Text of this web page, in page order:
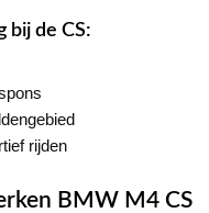
bij de CS:
rijden
BMW M4 CS